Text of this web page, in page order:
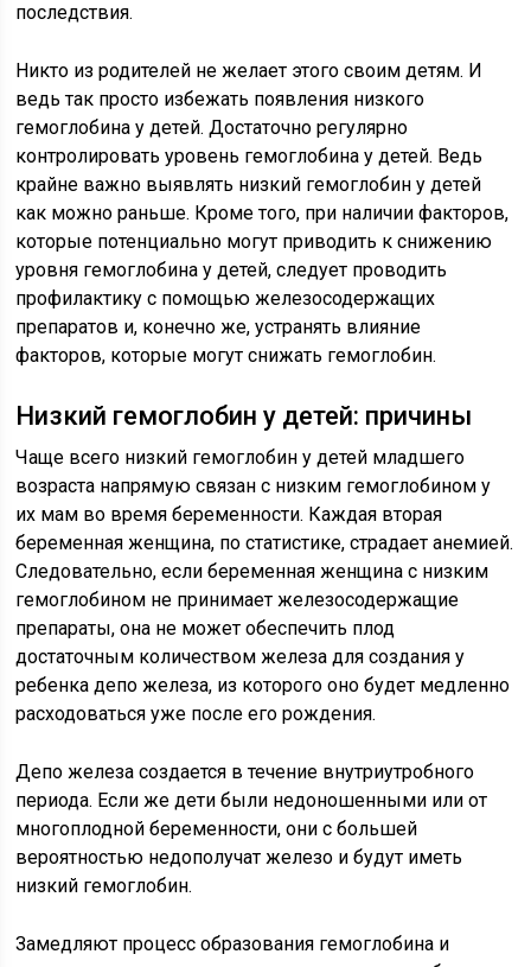
последствия.
Никто из родителей не желает этого своим детям. И
ведь так просто избежать появления низкого
гемоглобина у детей. Достаточно регулярно
контролировать уровень гемоглобина у детей. Ведь
крайне важно выявлять низкий гемоглобин у детей
как можно раньше. Кроме того, при наличии факторов,
которые потенциально могут приводить к снижению
уровня гемоглобина у детей, следует проводить
профилактику с помощью железосодержащих
препаратов и, конечно же, устранять влияние
факторов, которые могут снижать гемоглобин.
Низкий гемоглобин у детей: причины
Чаще всего низкий гемоглобин у детей младшего
возраста напрямую связан с низким гемоглобином у
их мам во время беременности. Каждая вторая
беременная женщина, по статистике, страдает анемией.
Следовательно, если беременная женщина с низким
гемоглобином не принимает железосодержащие
препараты, она не может обеспечить плод
достаточным количеством железа для создания у
ребенка депо железа, из которого оно будет медленно
расходоваться уже после его рождения.
Депо железа создается в течение внутриутробного
периода. Если же дети были недоношенными или от
многоплодной беременности, они с большей
вероятностью недополучат железо и будут иметь
низкий гемоглобин.
Замедляют процесс образования гемоглобина и